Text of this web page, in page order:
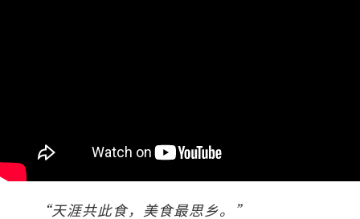
“天涯共此食，美食最思乡。”